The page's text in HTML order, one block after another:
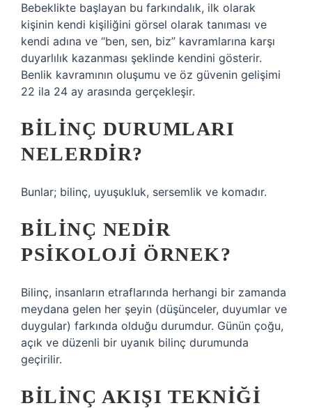
Bebeklikte başlayan bu farkındalık, ilk olarak
kişinin kendi kişiliğini görsel olarak tanıması ve
kendi adına ve “ben, sen, biz” kavramlarına karşı
duyarlılık kazanması şeklinde kendini gösterir.
Benlik kavramının oluşumu ve öz güvenin gelişimi
22 ila 24 ay arasında gerçekleşir.
BILINÇ DURUMLARI
NELERDIR?
Bunlar; bilinç, uyuşukluk, sersemlik ve komadır.
BILINÇ NEDIR
PSIKOLOJI ÖRNEK?
Bilinç, insanların etraflarında herhangi bir zamanda
meydana gelen her şeyin (düşünceler, duyumlar ve
duygular) farkında olduğu durumdur. Günün çoğu,
açık ve düzenli bir uyanık bilinç durumunda
geçirilir.
BILINÇ AKIŞI TEKNIĞI